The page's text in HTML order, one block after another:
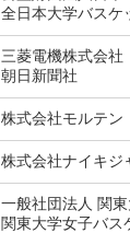
全日本大学バスケ
三菱電機株式会社
朝日新聞社
株式会社モルテン
株式会社ナイキジ
一般社団法人 関
関東大学女子バス